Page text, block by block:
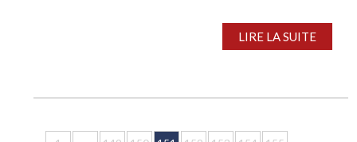
LIRE LA SUITE